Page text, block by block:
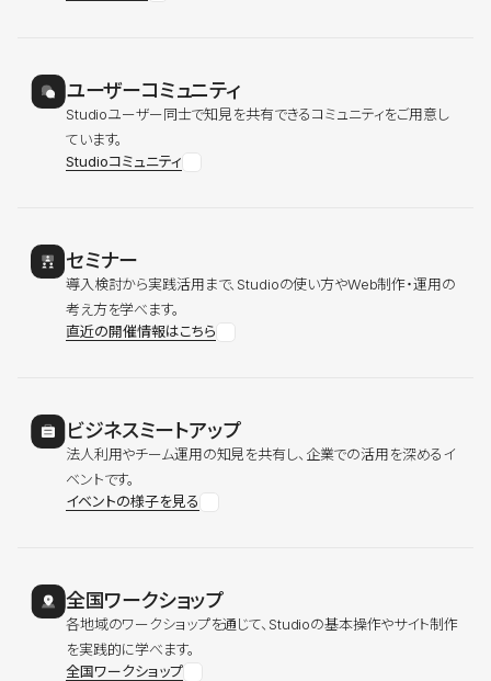
ユーザーコミュニティ
Studioユーザー同士で知見を共有できるコミュニティをご用意し
ています。
Studioコミュニティ
セミナー
導入検討から実践活用まで、Studioの使い方やWeb制作・運用の
考え方を学べます。
直近の開催情報はこちら
ビジネスミートアップ
法人利用やチーム運用の知見を共有し、企業での活用を深めるイ
ベントです。
イベントの様子を見る
全国ワークショップ
各地域のワークショップを通じて、Studioの基本操作やサイト制作
を実践的に学べます。
全国ワークショップ